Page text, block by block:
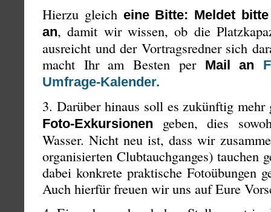
Hierzu gleich eine Bitte: Meldet
an, damit wir wissen, ob die
ausreicht und der Vortragsredner sich
macht Ihr am Besten per Mail an
Umfrage-Kalender.
3. Darüber hinaus soll es zukünftig mehr
Foto-Exkursionen
geben, dies
Wasser. Nicht neu ist, dass wir
organisierten Clubtauchganges) tauchen
dabei konkrete praktische Fotoübungen
Auch hierfür freuen wir uns auf Eure